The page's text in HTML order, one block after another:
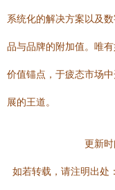
系统化的解决方案以及
品与品牌的附加值。唯
价值锚点，于疲态市场
展的王道。
更新
如若转载，请注明出处